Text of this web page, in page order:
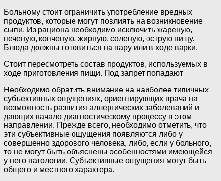
Больному стоит ограничить употребление вредных
продуктов, которые могут повлиять на возникновение
сыпи. Из рациона необходимо исключить жареную,
печеную, копченую, жирную, соленую, острую пищу.
Блюда должны готовиться на пару или в ходе варки.
Стоит пересмотреть состав продуктов, используемых в
ходе приготовления пищи. Под запрет попадают:
Необходимо обратить внимание на наиболее типичных
субъективных ощущениях, ориентирующих врача на
возможность развития аллергических заболеваний и
дающих начало диагностическому процессу в этом
направлении. Прежде всего, необходимо отметить, что
эти субъективные ощущения появляются либо у
совершенно здорового человека, либо, если у больного,
то не могут быть объяснены особенностями имеющейся
у него патологии. Субъективные ощущения могут быть
общего и местного характера.